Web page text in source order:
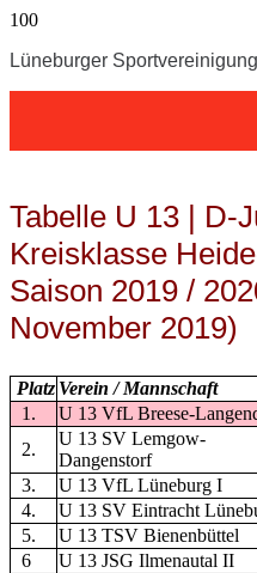
Lüneburger
Tabelle U 13 | D-
Kreisklasse
Saison 2019 /
November 2019)
Platz Verein / Mannschaft
1.
U 13 VfL Breese-
2.
U 13 SV Lemgow-
Dangenstorf
3.
U 13 VfL Lüneburg I
4.
U 13 SV Eintracht
5.
U 13 TSV Bienenbüttel
6
U 13 JSG Ilmenautal II